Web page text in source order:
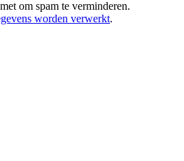
om spam te verminderen.
worden verwerkt.